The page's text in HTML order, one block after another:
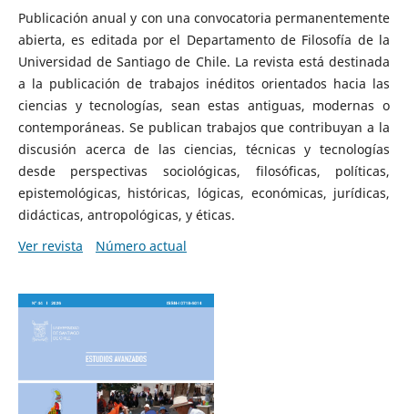
Publicación anual y con una convocatoria permanentemente
abierta, es editada por el Departamento de Filosofía de la
Universidad de Santiago de Chile. La revista está destinada
a la publicación de trabajos inéditos orientados hacia las
ciencias y tecnologías, sean estas antiguas, modernas o
contemporáneas. Se publican trabajos que contribuyan a la
discusión acerca de las ciencias, técnicas y tecnologías
desde perspectivas sociológicas, filosóficas, políticas,
epistemológicas, históricas, lógicas, económicas, jurídicas,
didácticas, antropológicas, y éticas.
Ver revista
Número actual